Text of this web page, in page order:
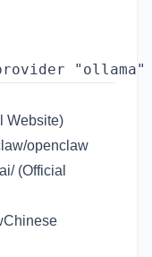
Website)
openclaw
(Official